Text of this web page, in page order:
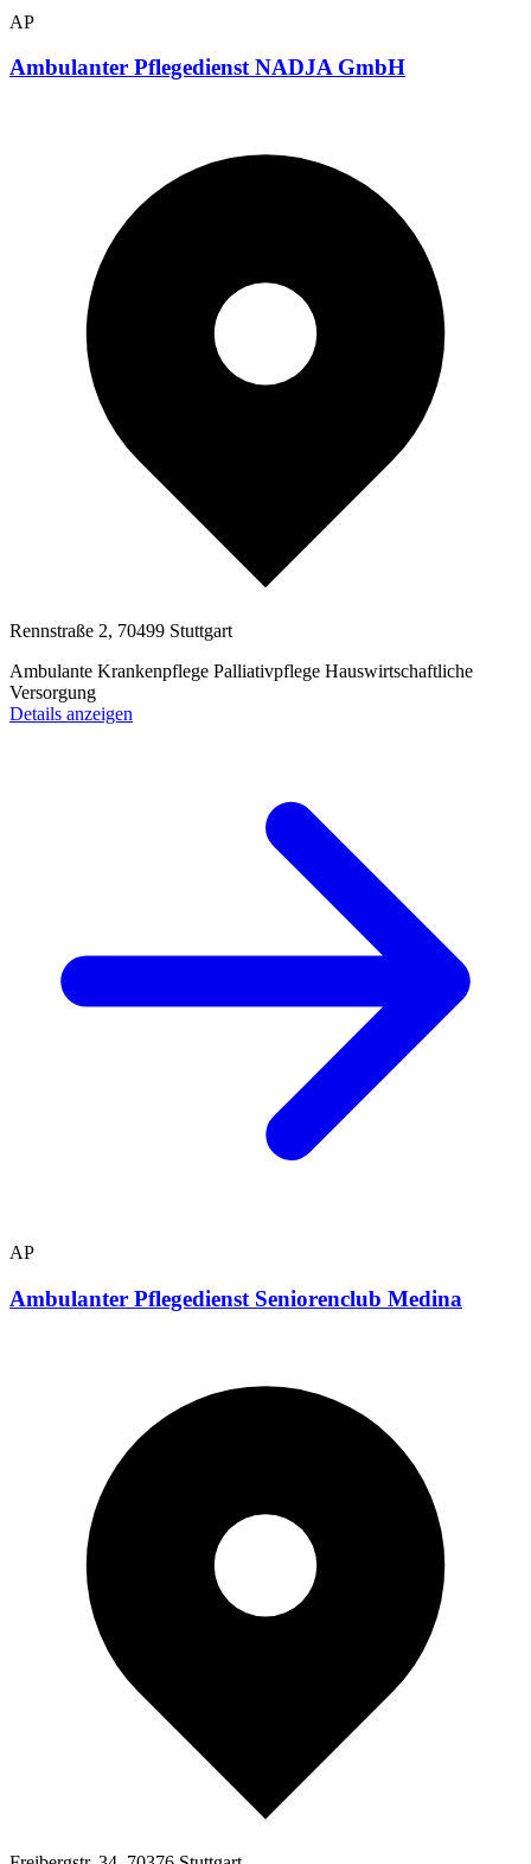
AP
Ambulanter Pflegedienst NADJA GmbH
Rennstraße 2, 70499 Stuttgart
Ambulante Krankenpflege Palliativpflege Hauswirtschaftliche
Versorgung
Details anzeigen
AP
Ambulanter Pflegedienst Seniorenclub Medina